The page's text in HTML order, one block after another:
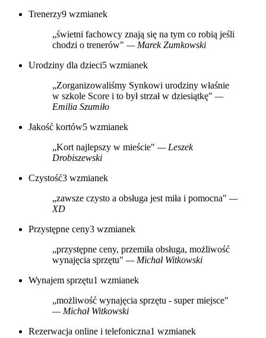
Trenerzy9 wzmianek
„świetni fachowcy znają się na tym co robią jeśli
chodzi o trenerów" — Marek Zumkowski
Urodziny dla dzieci5 wzmianek
„Zorganizowaliśmy Synkowi urodziny właśnie
w szkole Score i to był strzał w dziesiątkę" —
Emilia Szumiło
Jakość kortów5 wzmianek
„Kort najlepszy w mieście" — Leszek
Drobiszewski
Czystość3 wzmianek
„zawsze czysto a obsługa jest miła i pomocna" —
XD
Przystępne ceny3 wzmianek
„przystępne ceny, przemiła obsługa, możliwość
wynajęcia sprzętu" — Michał Witkowski
Wynajem sprzętu1 wzmianek
„możliwość wynajęcia sprzętu - super miejsce"
— Michał Witkowski
Rezerwacja online i telefoniczna1 wzmianek